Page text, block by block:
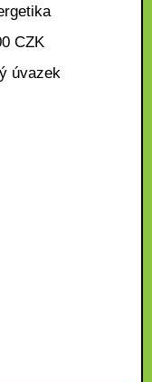
CZK
úvazek